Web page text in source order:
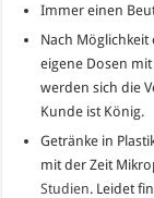
Immer einen
Nach Möglichkeit
eigene Dosen
werden sich die
Kunde ist König.
Getränke in
mit der Zeit
Studien. Leidet